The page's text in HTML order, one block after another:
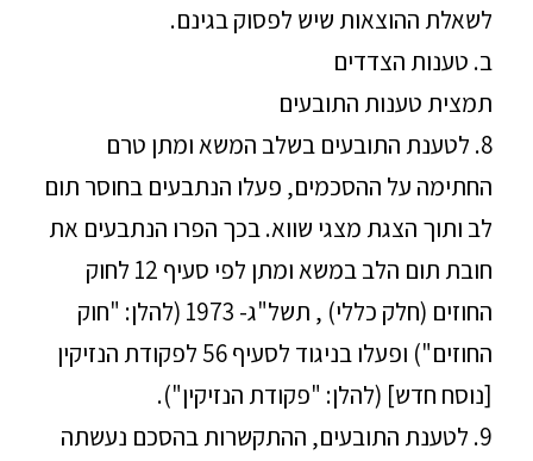
לשאלת ההוצאות שיש לפסוק בגינם.
ב. טענות הצדדים
תמצית טענות התובעים
8. לטענת התובעים בשלב המשא ומתן טרם
החתימה על ההסכמים, פעלו הנתבעים בחוסר תום
לב ותוך הצגת מצגי שווא. בכך הפרו הנתבעים את
חובת תום הלב במשא ומתן לפי סעיף 12 לחוק
החוזים (חלק כללי) , תשל"ג- 1973 (להלן: "חוק
החוזים") ופעלו בניגוד לסעיף 56 לפקודת הנזיקין
[נוסח חדש] (להלן: "פקודת הנזיקין").
9. לטענת התובעים, ההתקשרות בהסכם נעשתה